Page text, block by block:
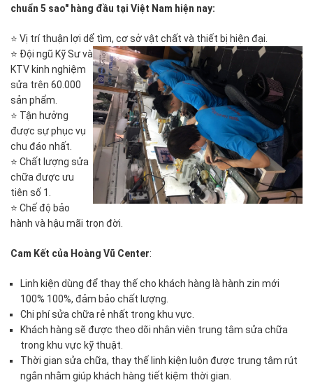
chuẩn 5 sao" hàng đầu tại Việt Nam hiện nay:
⭐ Vị trí thuận lợi dể tìm, cơ sở vật chất và thiết bị hiện đại.
⭐ Đội ngũ Kỹ Sư và
KTV kinh nghiệm
sửa trên 60.000
sản phẩm.
⭐ Tận hưởng
được sự phục vụ
chu đáo nhất.
⭐ Chất lượng sửa
chữa được ưu
tiên số 1.
⭐ Chế độ bảo
hành và hậu mãi trọn đời.
Cam Kết của Hoàng Vũ Center:
Linh kiện dùng để thay thế cho khách hàng là hành zin mới
100% 100%, đảm bảo chất lượng.
Chi phí sửa chữa rẻ nhất trong khu vực.
Khách hàng sẽ được theo dõi nhân viên trung tâm sửa chữa
trong khu vực kỹ thuật.
Thời gian sửa chữa, thay thế linh kiện luôn được trung tâm rút
ngắn nhằm giúp khách hàng tiết kiệm thời gian.